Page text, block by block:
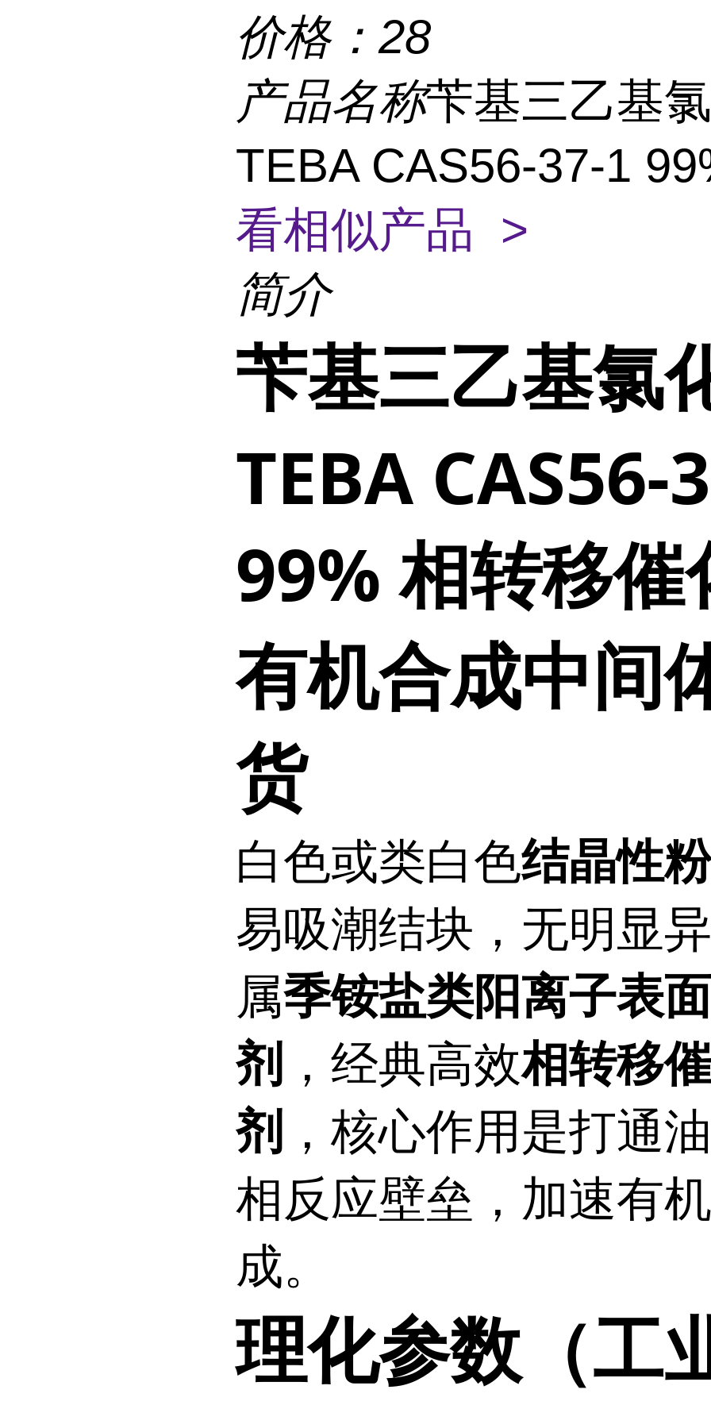
价格： 28
产品名称苄基三乙基
TEBA CAS56-37-1
看相似产品 >
简介
苄基三乙基氯
TEBA CAS56-
99% 相转移催
有机合成中间
货
白色或类白色结晶性
易吸潮结块，无明显
属季铵盐类阳离子表
剂 ，经典高效相转移
剂 ，核心作用是打通
相反应壁垒，加速有
成。
理化参数（工